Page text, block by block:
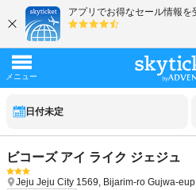
日付未定
ビコーズ アイ ライク ジェジュ
Jeju Jeju City 1569, Bijarim-ro Gujwa-eup